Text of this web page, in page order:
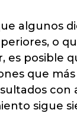
algunos
o
es posible
que
con
sigue